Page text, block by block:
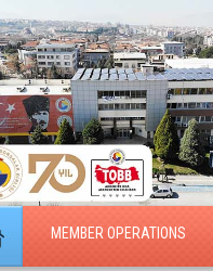
MEMBER OPERATIONS